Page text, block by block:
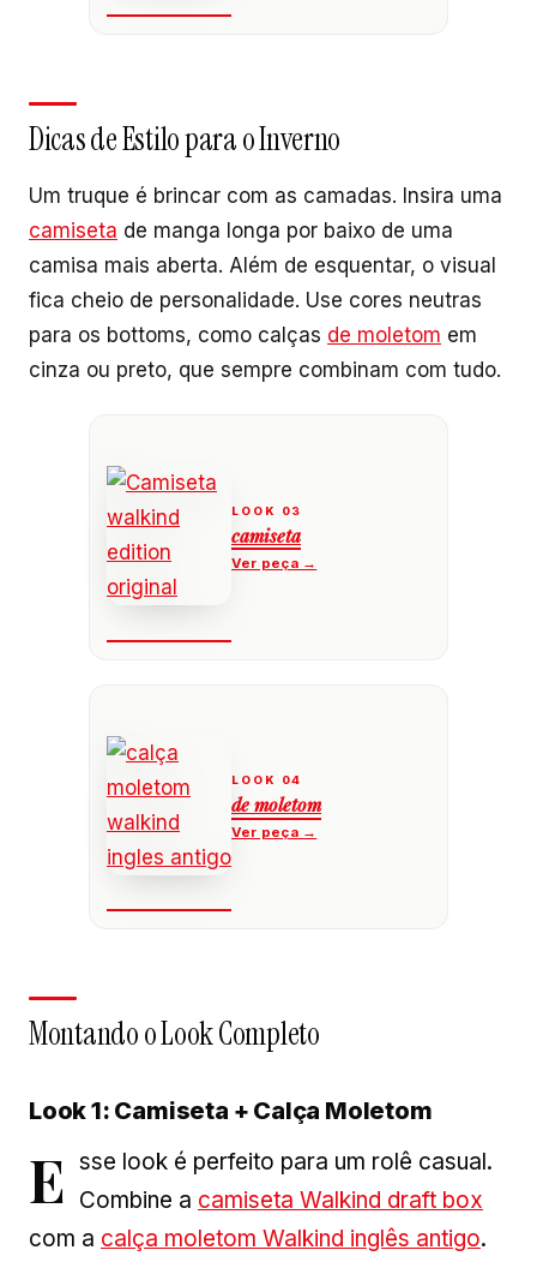
Dicas de Estilo para o Inverno
Um truque é brincar com as camadas. Insira uma
camiseta de manga longa por baixo de uma
camisa mais aberta. Além de esquentar, o visual
fica cheio de personalidade. Use cores neutras
para os bottoms, como calças de moletom em
cinza ou preto, que sempre combinam com tudo.
camiseta
de moletom
Montando o Look Completo
Look 1: Camiseta + Calça Moletom
E sse look é perfeito para um rolê casual.
Combine a camiseta Walkind draft box
com a calça moletom Walkind inglês antigo.